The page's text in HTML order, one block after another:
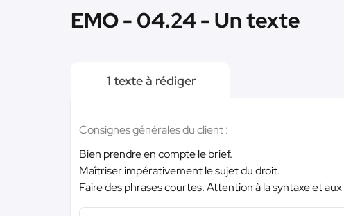
EMO - 04.24 - Un texte
1 texte à rédiger
Consignes générales du client :
Bien prendre en compte le brief.
Maîtriser impérativement le sujet du droit.
Faire des phrases courtes. Attention à la syntaxe et